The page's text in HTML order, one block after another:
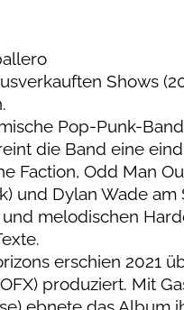
Shows
Pop-Punk-
die Band eine
Faction, Odd Man
und Dylan Wade
melodischen
erschien 2021
produziert. Mit